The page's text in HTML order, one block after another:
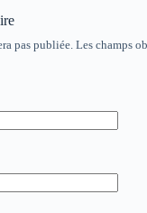
pas publiée. Les champs